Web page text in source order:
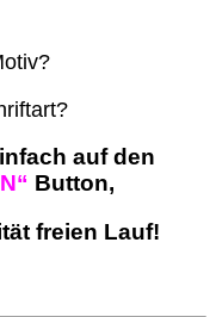
auf den
Button,
freien Lauf!